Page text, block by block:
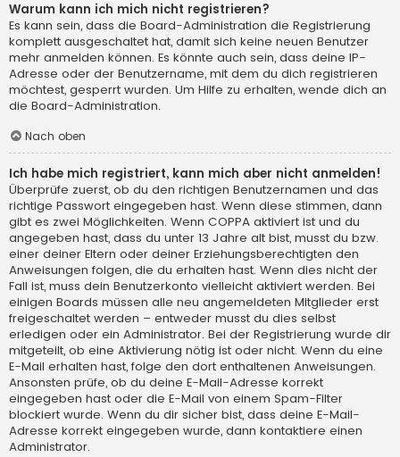
Warum kann ich mich nicht registrieren?
Es kann sein, dass die Board-Administration die Registrierung
komplett ausgeschaltet hat, damit sich keine neuen Benutzer
mehr anmelden können. Es könnte auch sein, dass deine IP-
Adresse oder der Benutzername, mit dem du dich registrieren
möchtest, gesperrt wurden. Um Hilfe zu erhalten, wende dich an
die Board-Administration.
Nach oben
Ich habe mich registriert, kann mich aber nicht anmelden!
Überprüfe zuerst, ob du den richtigen Benutzernamen und das
richtige Passwort eingegeben hast. Wenn diese stimmen, dann
gibt es zwei Möglichkeiten. Wenn COPPA aktiviert ist und du
angegeben hast, dass du unter 13 Jahre alt bist, musst du bzw.
einer deiner Eltern oder deiner Erziehungsberechtigten den
Anweisungen folgen, die du erhalten hast. Wenn dies nicht der
Fall ist, muss dein Benutzerkonto vielleicht aktiviert werden. Bei
einigen Boards müssen alle neu angemeldeten Mitglieder erst
freigeschaltet werden – entweder musst du dies selbst
erledigen oder ein Administrator. Bei der Registrierung wurde dir
mitgeteilt, ob eine Aktivierung nötig ist oder nicht. Wenn du eine
E-Mail erhalten hast, folge den dort enthaltenen Anweisungen.
Ansonsten prüfe, ob du deine E-Mail-Adresse korrekt
eingegeben hast oder die E-Mail von einem Spam-Filter
blockiert wurde. Wenn du dir sicher bist, dass deine E-Mail-
Adresse korrekt eingegeben wurde, dann kontaktiere einen
Administrator.